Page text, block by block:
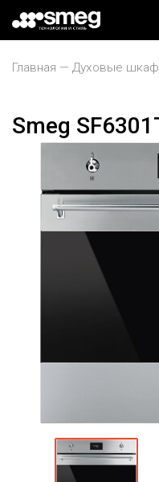
Главная Духовые
Smeg